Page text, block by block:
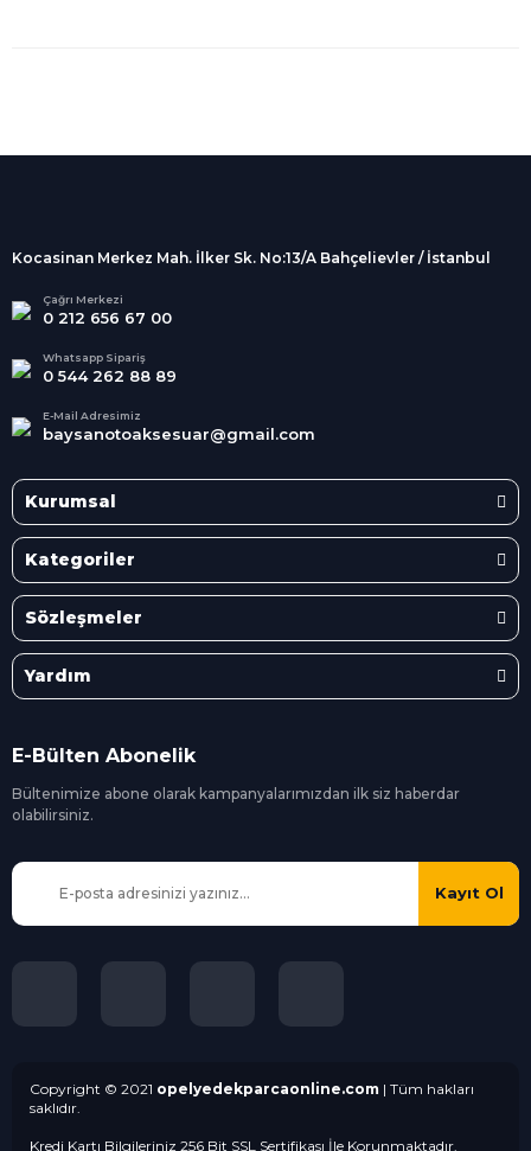
Alışveriş
kargolanmaktadır.
Tüm Kredi Kartlarına taksit
seçenekleri
Kocasinan Merkez Mah. İlker Sk. No:13/A Bahçelievler / İstanbul
Çağrı Merkezi
0 212 656 67 00
Whatsapp Sipariş
0 544 262 88 89
E-Mail Adresimiz
baysanotoaksesuar@gmail.com
Kurumsal
Kategoriler
Sözleşmeler
Yardım
E-Bülten Abonelik
Bültenimize abone olarak kampanyalarımızdan ilk siz haberdar
olabilirsiniz.
Kayıt Ol
Copyright © 2021 opelyedekparcaonline.com | Tüm hakları
saklıdır.
Kredi Kartı Bilgileriniz 256 Bit SSL Sertifikası İle Korunmaktadır.